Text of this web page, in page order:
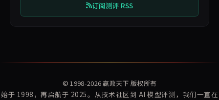
订阅测评 RSS
© 1998-2026赢政天下 版权所有
始于 1998，再启航于 2025。从技术社区到 AI 模型评测，我们一直在